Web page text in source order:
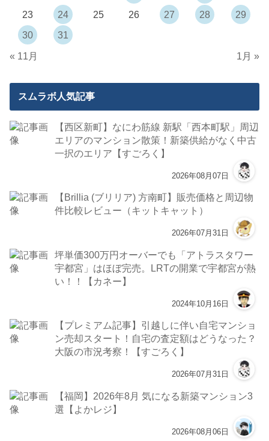
23
24 25 26 27 28
29
30
31
« 11月
1月 »
スムラボ人気記事
【西区新町】なにわ筋線 新駅「西本町駅」周辺
エリアのマンション散策！新築供給がなく中古
一択のエリア【すごろく】
2026年08月07日
【Brillia (ブリリア) 方南町】販売価格と周辺物
件比較レビュー（キットキャット）
2026年07月31日
坪単価300万円オーバーでも「アトラスタワー
宇都宮」はほぼ完売。LRTの開業で宇都宮が熱
い！！【カネー】
2024年10月16日
【プレミアム記事】引越しに伴い自宅マンショ
ン売却スタート！自宅の査定額はどうなった？
大阪の市況考察！【すごろく】
2026年07月31日
【福岡】2026年8月 気になる新築マンション3
選【よかレジ】
2026年08月06日